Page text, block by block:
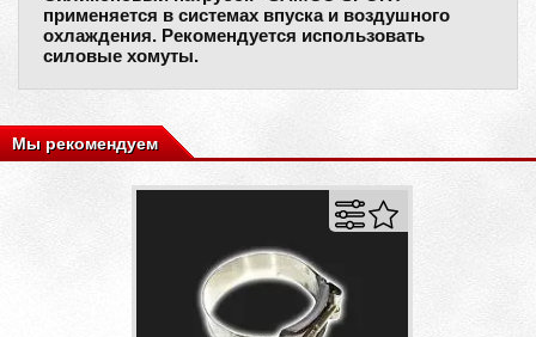
применяется в системах впуска и воздушного
охлаждения. Рекомендуется использовать
силовые хомуты.
Мы рекомендуем